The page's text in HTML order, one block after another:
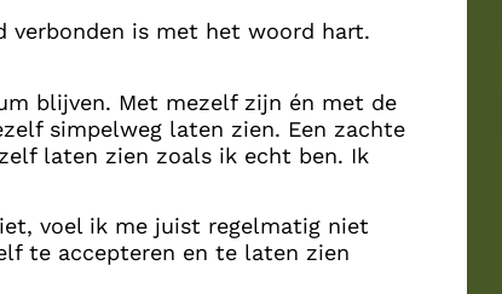
verbonden is met het woord hart.
blijven. Met mezelf zijn én met de
simpelweg laten zien. Een zachte
laten zien zoals ik echt ben. Ik
voel ik me juist regelmatig niet
te accepteren en te laten zien